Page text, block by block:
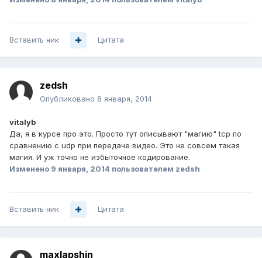
Вставить ник Цитата
zedsh
Опубликовано 8 января, 2014
vitalyb
Да, я в курсе про это. Просто тут описывают "магию" tcp по
сравнению с udp при передаче видео. Это не совсем такая
магия. И уж точно не избыточное кодирование.
Изменено 9 января, 2014 пользователем zedsh
Вставить ник Цитата
maxlapshin